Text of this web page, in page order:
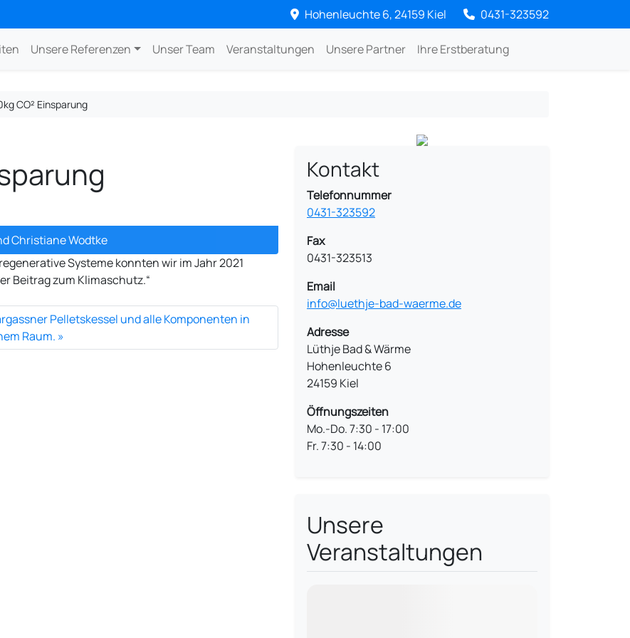
Hohenleuchte 6, 24159 Kiel 0431-323592
Unsere Referenzen Unser Team Veranstaltungen Unsere Partner Ihre Erstberatung
CO² Einsparung
Christiane Wodtke
Systeme konnten wir im Jahr 2021
Beitrag zum Klimaschutz.“
Pelletskessel und alle Komponenten in
Raum.
Kontakt
Telefonnummer
0431-323592
Fax
0431-323513
Email
info@luethje-bad-waerme.de
Adresse
Lüthje Bad & Wärme
Hohenleuchte 6
24159 Kiel
Öffnungszeiten
Mo.-Do. 7:30 - 17:00
Fr. 7:30 - 14:00
Unsere
Veranstaltungen